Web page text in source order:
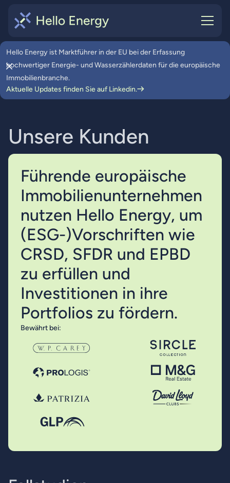
Hello Energy ist Marktführer in der EU bei der Erfassung
hochwertiger Energie- und Wasserzählerdaten für die europäische
Immobilienbranche.
Aktuelle Updates finden Sie auf Linkedin.
Unsere Kunden
Führende europäische
Immobilienunternehmen
nutzen Hello Energy, um
(ESG-)Vorschriften wie
CRSD, SFDR und EPBD
zu erfüllen und
Investitionen in ihre
Portfolios zu fördern.
Bewährt bei: